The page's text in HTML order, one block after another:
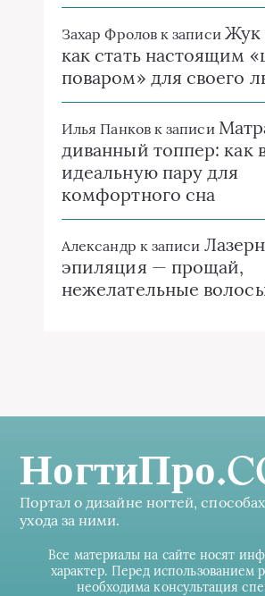
Захар Фроловк записи Жук
как стать настоящим
поваром» для своего
Илья Панковк записи
диванный топпер: как
идеальную пару для
комфортного сна
Александр к записи
эпиляция — прощай,
нежелательные
Портал о дизайне ногтей,
ухода за ними.
Все материалы на сайте носят
характер. Перед использованием
необходима консультация